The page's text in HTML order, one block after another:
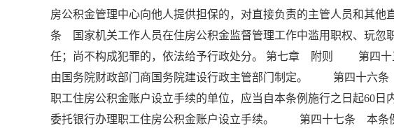
房公积金管理中心向他人提供担保的，对直接负责的主管人员和
条 国家机关工作人员在住房公积金监督管理工作中滥用职权、玩忽
任；尚不构成犯罪的，依法给予行政处分。 第七章 附则 第四十
由国务院财政部门商国务院建设行政主管部门制定。 第四十六条
职工住房公积金账户设立手续的单位，应当自本条例施行之日起60日
委托银行办理职工住房公积金账户设立手续。 第四十七条 本条例